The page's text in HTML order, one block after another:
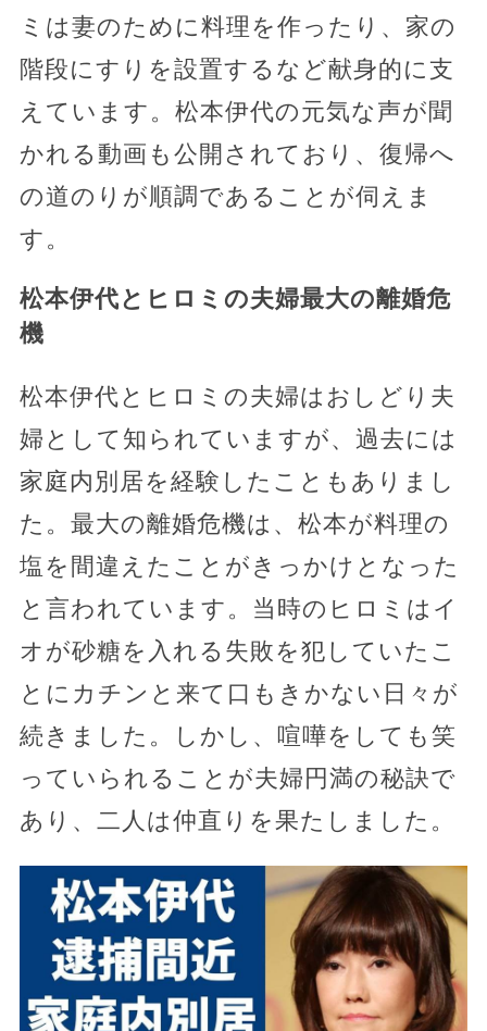
ミは妻のために料理を作ったり、家の
階段にすりを設置するなど献身的に支
えています。松本伊代の元気な声が聞
かれる動画も公開されており、復帰へ
の道のりが順調であることが伺えま
す。
松本伊代とヒロミの夫婦最大の離婚危
機
松本伊代とヒロミの夫婦はおしどり夫
婦として知られていますが、過去には
家庭内別居を経験したこともありまし
た。最大の離婚危機は、松本が料理の
塩を間違えたことがきっかけとなった
と言われています。当時のヒロミはイ
オが砂糖を入れる失敗を犯していたこ
とにカチンと来て口もきかない日々が
続きました。しかし、喧嘩をしても笑
っていられることが夫婦円満の秘訣で
あり、二人は仲直りを果たしました。